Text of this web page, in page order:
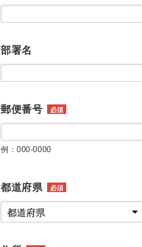
部署名
郵便番号 必須
例：000-0000
都道府県 必須